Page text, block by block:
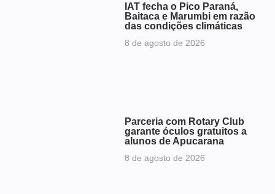
IAT fecha o Pico Paraná,
Baitaca e Marumbi em razão
das condições climáticas
8 de agosto de 2026
Parceria com Rotary Club
garante óculos gratuitos a
alunos de Apucarana
8 de agosto de 2026